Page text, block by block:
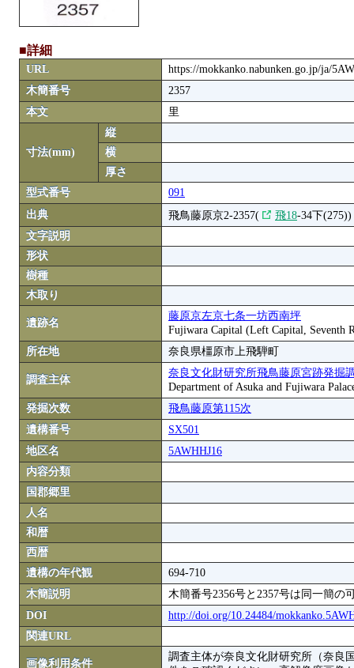
■詳細
URL
https://mokkanko.nabunken.go.jp/ja/
木簡番号
2357
本文
里
寸法(mm)
縦
横
厚さ
型式番号
091
出典
飛鳥藤原京2-2357( 飛18-34下(275))
文字説明
形状
樹種
木取り
遺跡名
藤原京左京七条一坊西南坪
Fujiwara Capital (Left Capital, Seventh
所在地
奈良県橿原市上飛騨町
調査主体
奈良文化財研究所飛鳥藤原宮跡発掘
Department of Asuka and Fujiwara
発掘次数
飛鳥藤原第115次
遺構番号
SX501
地区名
5AWHHJ16
内容分類
国郡郷里
人名
和暦
西暦
遺構の年代観
694-710
木簡説明
木簡番号2356号と2357号は同一簡の
DOI
http://doi.org/10.24484/
関連URL
画像利用条件
調査主体が奈良文化財研究所（奈良